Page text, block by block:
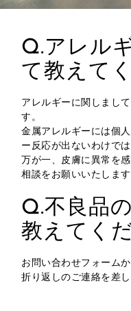
Q.アレル
て教えて
アレルギーに関しまし
す。
金属アレルギーには個
ー反応が出ないわけでは
万が一、皮膚に異常を
相談をお願いいたします
Q.不良品
教えてく
お問い合わせフォーム
折り返しのご連絡を差し